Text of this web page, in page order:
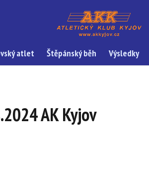
atlet Štěpánský běh Výsledky
AK Kyjov